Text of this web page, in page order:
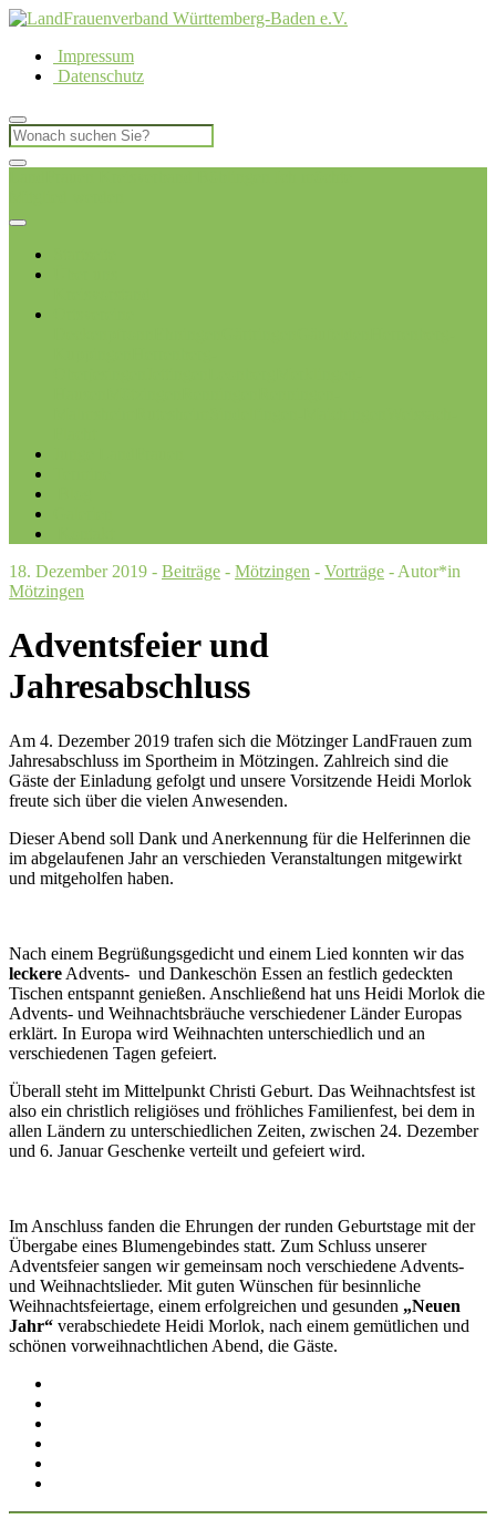
Impressum
Datenschutz
18. Dezember 2019 - Beiträge - Mötzingen - Vorträge - Autor*in
Mötzingen
Adventsfeier und
Jahresabschluss
Am 4. Dezember 2019 trafen sich die Mötzinger LandFrauen zum
Jahresabschluss im Sportheim in Mötzingen. Zahlreich sind die
Gäste der Einladung gefolgt und unsere Vorsitzende Heidi Morlok
freute sich über die vielen Anwesenden.
Dieser Abend soll Dank und Anerkennung für die Helferinnen die
im abgelaufenen Jahr an verschieden Veranstaltungen mitgewirkt
und mitgeholfen haben.
Nach einem Begrüßungsgedicht und einem Lied konnten wir das
leckere Advents- und Dankeschön Essen an festlich gedeckten
Tischen entspannt genießen. Anschließend hat uns Heidi Morlok die
Advents- und Weihnachtsbräuche verschiedener Länder Europas
erklärt. In Europa wird Weihnachten unterschiedlich und an
verschiedenen Tagen gefeiert.
Überall steht im Mittelpunkt Christi Geburt. Das Weihnachtsfest ist
also ein christlich religiöses und fröhliches Familienfest, bei dem in
allen Ländern zu unterschiedlichen Zeiten, zwischen 24. Dezember
und 6. Januar Geschenke verteilt und gefeiert wird.
Im Anschluss fanden die Ehrungen der runden Geburtstage mit der
Übergabe eines Blumengebindes statt. Zum Schluss unserer
Adventsfeier sangen wir gemeinsam noch verschiedene Advents-
und Weihnachtslieder. Mit guten Wünschen für besinnliche
Weihnachtsfeiertage, einem erfolgreichen und gesunden „Neuen
Jahr“ verabschiedete Heidi Morlok, nach einem gemütlichen und
schönen vorweihnachtlichen Abend, die Gäste.